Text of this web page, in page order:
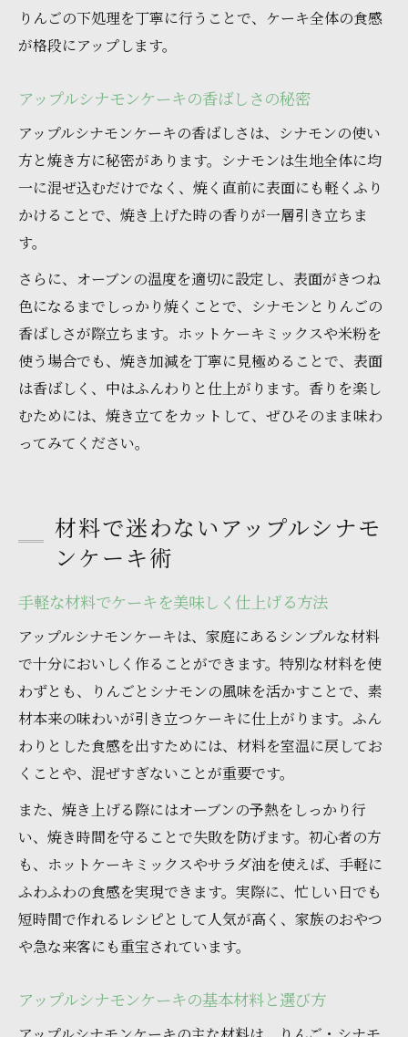
りんごの下処理を丁寧に行うことで、ケーキ全体の食感
が格段にアップします。
アップルシナモンケーキの香ばしさの秘密
アップルシナモンケーキの香ばしさは、シナモンの使い
方と焼き方に秘密があります。シナモンは生地全体に均
一に混ぜ込むだけでなく、焼く直前に表面にも軽くふり
かけることで、焼き上げた時の香りが一層引き立ちま
す。
さらに、オーブンの温度を適切に設定し、表面がきつね
色になるまでしっかり焼くことで、シナモンとりんごの
香ばしさが際立ちます。ホットケーキミックスや米粉を
使う場合でも、焼き加減を丁寧に見極めることで、表面
は香ばしく、中はふんわりと仕上がります。香りを楽し
むためには、焼き立てをカットして、ぜひそのまま味わ
ってみてください。
材料で迷わないアップルシナモ
ンケーキ術
手軽な材料でケーキを美味しく仕上げる方法
アップルシナモンケーキは、家庭にあるシンプルな材料
で十分においしく作ることができます。特別な材料を使
わずとも、りんごとシナモンの風味を活かすことで、素
材本来の味わいが引き立つケーキに仕上がります。ふん
わりとした食感を出すためには、材料を室温に戻してお
くことや、混ぜすぎないことが重要です。
また、焼き上げる際にはオーブンの予熱をしっかり行
い、焼き時間を守ることで失敗を防げます。初心者の方
も、ホットケーキミックスやサラダ油を使えば、手軽に
ふわふわの食感を実現できます。実際に、忙しい日でも
短時間で作れるレシピとして人気が高く、家族のおやつ
や急な来客にも重宝されています。
アップルシナモンケーキの基本材料と選び方